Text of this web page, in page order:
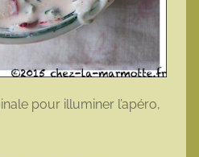
pour illuminer l’apéro,